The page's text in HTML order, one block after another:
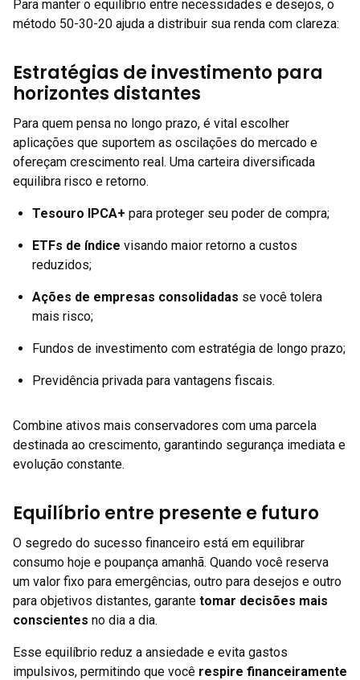
Para manter o equilíbrio entre necessidades e desejos, o
método 50-30-20 ajuda a distribuir sua renda com clareza:
Estratégias de investimento para
horizontes distantes
Para quem pensa no longo prazo, é vital escolher
aplicações que suportem as oscilações do mercado e
ofereçam crescimento real. Uma carteira diversificada
equilibra risco e retorno.
Tesouro IPCA+ para proteger seu poder de compra;
ETFs de índice visando maior retorno a custos
reduzidos;
Ações de empresas consolidadas se você tolera
mais risco;
Fundos de investimento com estratégia de longo prazo;
Previdência privada para vantagens fiscais.
Combine ativos mais conservadores com uma parcela
destinada ao crescimento, garantindo segurança imediata e
evolução constante.
Equilíbrio entre presente e futuro
O segredo do sucesso financeiro está em equilibrar
consumo hoje e poupança amanhã. Quando você reserva
um valor fixo para emergências, outro para desejos e outro
para objetivos distantes, garante tomar decisões mais
conscientes no dia a dia.
Esse equilíbrio reduz a ansiedade e evita gastos
impulsivos, permitindo que você respire financeiramente